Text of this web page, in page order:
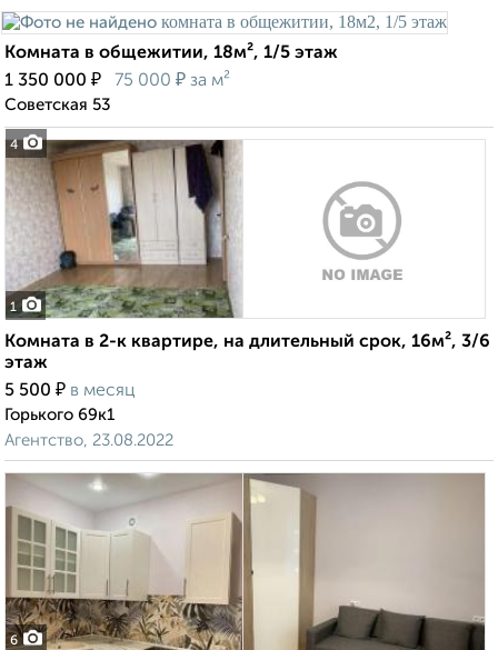
4
Комната в общежитии, 18м², 1/5 этаж
1 350 000 ₽ 75 000 ₽ за м²
Советская 53
1
Комната в 2-к квартире, на длительный срок, 16м², 3/6
этаж
5 500 ₽ в месяц
Горького 69к1
Агентство, 23.08.2022
6